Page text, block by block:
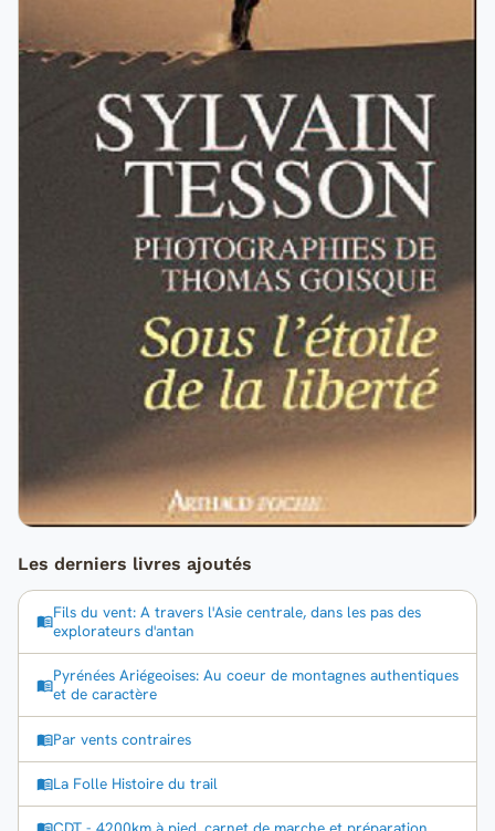
Les derniers livres ajoutés
Fils du vent: A travers l'Asie centrale, dans les pas des
explorateurs d'antan
Pyrénées Ariégeoises: Au coeur de montagnes authentiques
et de caractère
Par vents contraires
La Folle Histoire du trail